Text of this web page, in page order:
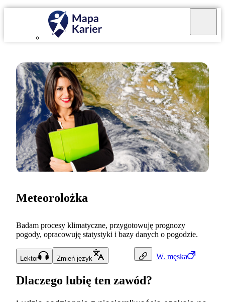
W. męska
Meteorolożka
Badam procesy klimatyczne, przygotowuję prognozy
pogody, opracowuję statystyki i bazy danych o pogodzie.
Lektor Zmień język
Dlaczego lubię ten zawód?